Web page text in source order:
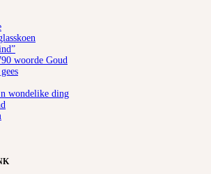
woorde Goud
wondelike ding